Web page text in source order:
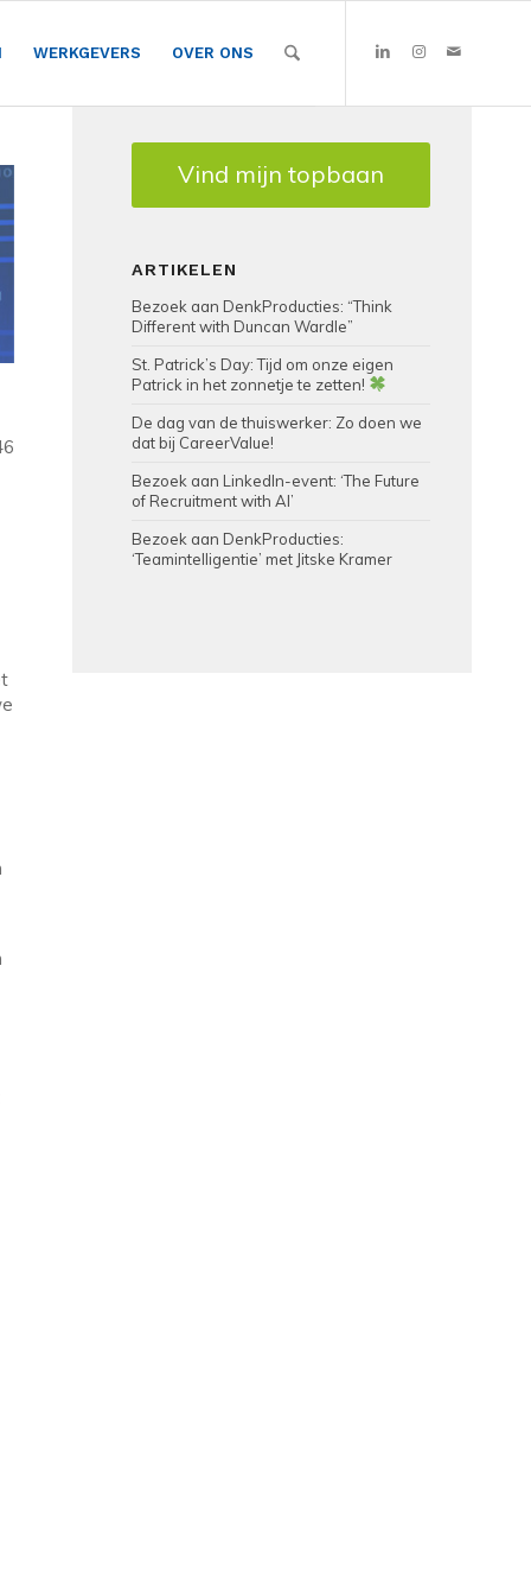
WERKGEVERS OVER ONS
Vind mijn topbaan
ARTIKELEN
Bezoek aan DenkProducties: “Think
Different with Duncan Wardle”
St. Patrick’s Day: Tijd om onze eigen
Patrick in het zonnetje te zetten!
De dag van de thuiswerker: Zo doen we
dat bij CareerValue!
Bezoek aan LinkedIn-event: ‘The Future
of Recruitment with AI’
Bezoek aan DenkProducties:
‘Teamintelligentie’ met Jitske Kramer